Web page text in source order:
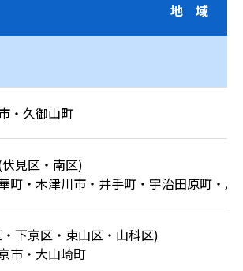
地 域
・久御山町
見区・南区)
町・木津川市・井手町・宇治田原町・八
下京区・東山区・山科区)
市・大山崎町